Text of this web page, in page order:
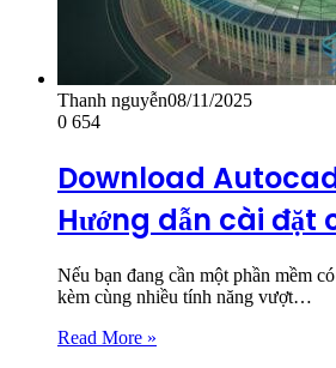
Thanh nguyễn08/11/2025
0 654
Download
Hướng dẫn cài đặt
Nếu bạn đang cần một phần mềm
kèm cùng nhiều tính năng vượt…
Read More »